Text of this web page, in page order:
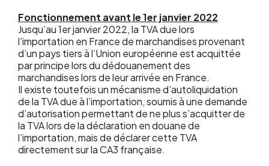
Fonctionnement avant le 1er janvier 2022
Jusqu’au 1er janvier 2022, la TVA due lors
l’importation en France de marchandises provenant
d’un pays tiers à l’Union européenne est acquittée
par principe lors du dédouanement des
marchandises lors de leur arrivée en France.
Il existe toutefois un mécanisme d’autoliquidation
de la TVA due à l’importation, soumis à une demande
d’autorisation permettant de ne plus s’acquitter de
la TVA lors de la déclaration en douane de
l’importation, mais de déclarer cette TVA
directement sur la CA3 française.